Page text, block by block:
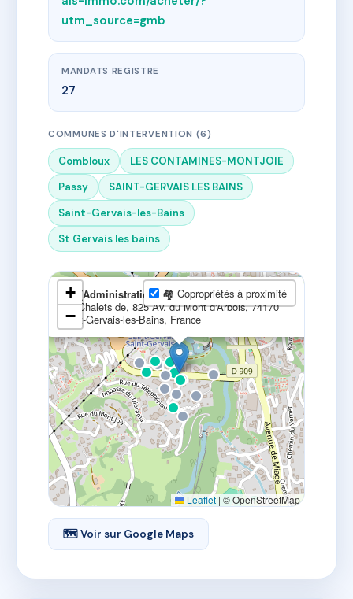
utm_source=gmb
MANDATS REGISTRE
27
COMMUNES D'INTERVENTION (6)
Combloux
LES CONTAMINES-MONTJOIE
Passy
SAINT-GERVAIS LES BAINS
Saint-Gervais-les-Bains
St Gervais les bains
AIS (Administration Immobilière Savoyarde)
Les Chalets de, 825 Av. du Mont d'Arbois, 74170
Saint-Gervais-les-Bains, France
×
+
−
🏘 Copropriétés à proximité
Leaflet | © OpenStreetMap
🗺 Voir sur Google Maps